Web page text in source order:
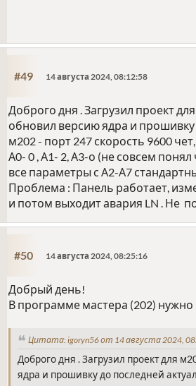
#49 14 августа 2024, 08:12:58
Доброго дня . Загрузил проект
обновил версию ядра и прошивку
м202 - порт 247 скорость 9600
А0- 0 , А1- 2, А3-о (не совсем
все параметры с А2-А7
Проблема : Панель работает,
и потом выходит авария LN . Не
#50 14 августа 2024, 08:25:16
Добрый день!
В программе мастера (202)
Цитата: igoryn56 от 14 августа 2024,
Доброго дня . Загрузил проект для
ядра и прошивку до последней